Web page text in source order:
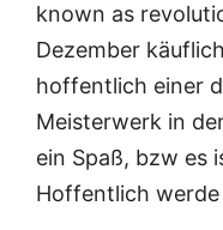
known as
Dezember
hoffentlich einer
Meisterwerk in
ein Spaß, bzw es
Hoffentlich